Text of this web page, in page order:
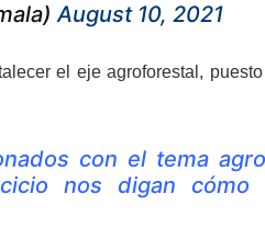
August 10, 2021
el eje agroforestal,
con el tema
nos digan cómo